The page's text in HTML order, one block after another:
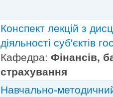
Конспект лекцій з
діяльності суб'єктів
Кафедра:Фінансів,
страхування
Навчально-